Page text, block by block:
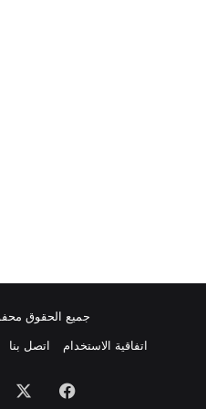
جميع الحقوق
اتفاقية الاستخدام
اتصل بنا
فيسبوك